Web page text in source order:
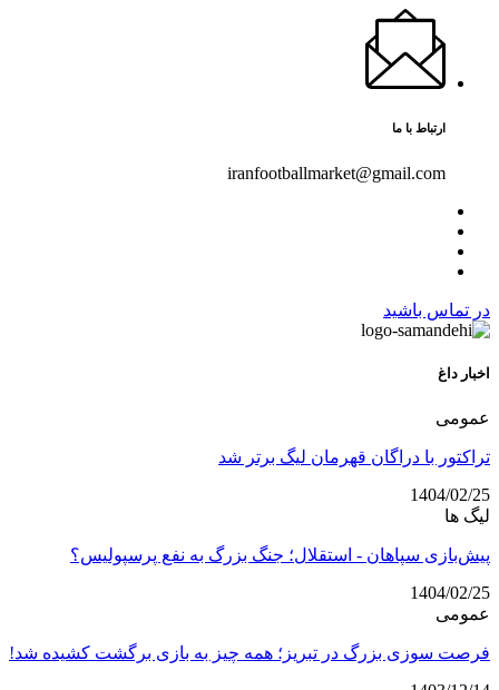
ارتباط با ما
iranfootballmarket@gmail.com
در تماس باشید
اخبار داغ
عمومی
تراکتور با دراگان قهرمان لیگ برتر شد
1404/02/25
لیگ ها
پیش‌بازی سپاهان - استقلال؛ جنگ بزرگ به نفع پرسپولیس؟
1404/02/25
عمومی
فرصت سوزی بزرگ در تبریز؛ همه چیز به بازی برگشت کشیده شد!